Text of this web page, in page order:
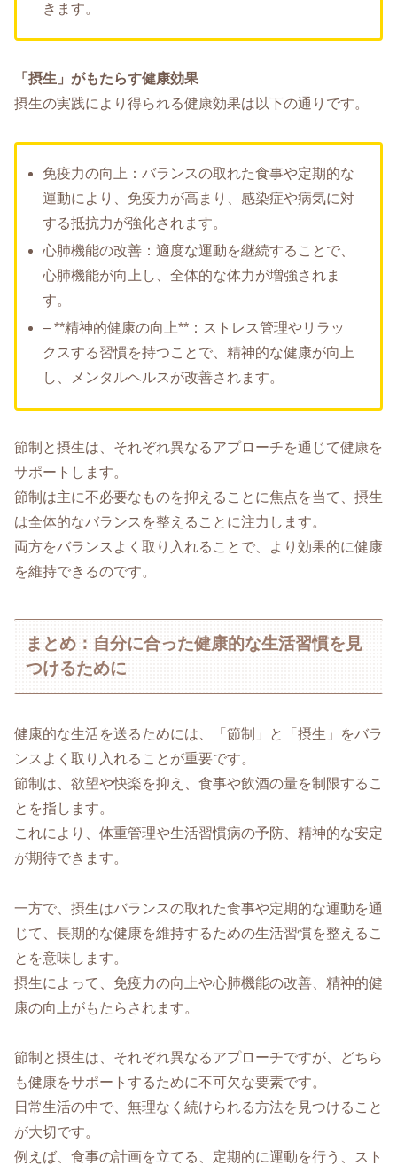
きます。
「摂生」がもたらす健康効果
摂生の実践により得られる健康効果は以下の通りです。
免疫力の向上：バランスの取れた食事や定期的な
運動により、免疫力が高まり、感染症や病気に対
する抵抗力が強化されます。
心肺機能の改善：適度な運動を継続することで、
心肺機能が向上し、全体的な体力が増強されま
す。
– **精神的健康の向上**：ストレス管理やリラッ
クスする習慣を持つことで、精神的な健康が向上
し、メンタルヘルスが改善されます。
節制と摂生は、それぞれ異なるアプローチを通じて健康を
サポートします。
節制は主に不必要なものを抑えることに焦点を当て、摂生
は全体的なバランスを整えることに注力します。
両方をバランスよく取り入れることで、より効果的に健康
を維持できるのです。
まとめ：自分に合った健康的な生活習慣を見
つけるために
健康的な生活を送るためには、「節制」と「摂生」をバラ
ンスよく取り入れることが重要です。
節制は、欲望や快楽を抑え、食事や飲酒の量を制限するこ
とを指します。
これにより、体重管理や生活習慣病の予防、精神的な安定
が期待できます。
一方で、摂生はバランスの取れた食事や定期的な運動を通
じて、長期的な健康を維持するための生活習慣を整えるこ
とを意味します。
摂生によって、免疫力の向上や心肺機能の改善、精神的健
康の向上がもたらされます。
節制と摂生は、それぞれ異なるアプローチですが、どちら
も健康をサポートするために不可欠な要素です。
日常生活の中で、無理なく続けられる方法を見つけること
が大切です。
例えば、食事の計画を立てる、定期的に運動を行う、スト